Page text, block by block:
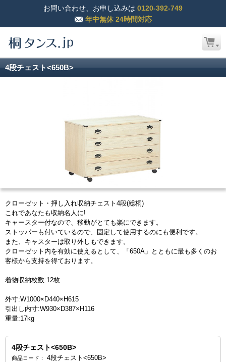
お問い合わせ、お申し込みは 0120-392-749
年中無休 24時間対応
4段チェスト<650B>
クローゼット・押し入れ収納チェスト4段(総桐)
これであなたも収納名人に!
キャースター付なので、移動がとても楽にできます。
ストッパーも付いているので、固定して使用するのにも便利です。
また、キャスターは取り外しもできます。
クローゼット内を有効に使えるとして、「650A」とともに最も多くのお
客様から支持を得ております。
着物収納枚数:12枚
外寸:W1000×D440×H615
引出し内寸:W930×D387×H116
重量:17kg
4段チェスト<650B>
商品コード： 4段チェスト<650B>